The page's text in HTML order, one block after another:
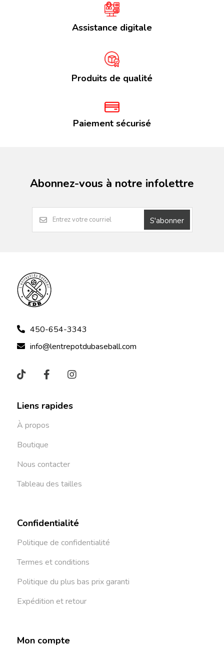
Assistance digitale
Produits de qualité
Paiement sécurisé
Abonnez-vous à notre infolettre
S'abonner
450-654-3343
info@lentrepotdubaseball.com
Liens rapides
À propos
Boutique
Nous contacter
Tableau des tailles
Confidentialité
Politique de confidentialité
Termes et conditions
Politique du plus bas prix garanti
Expédition et retour
Mon compte